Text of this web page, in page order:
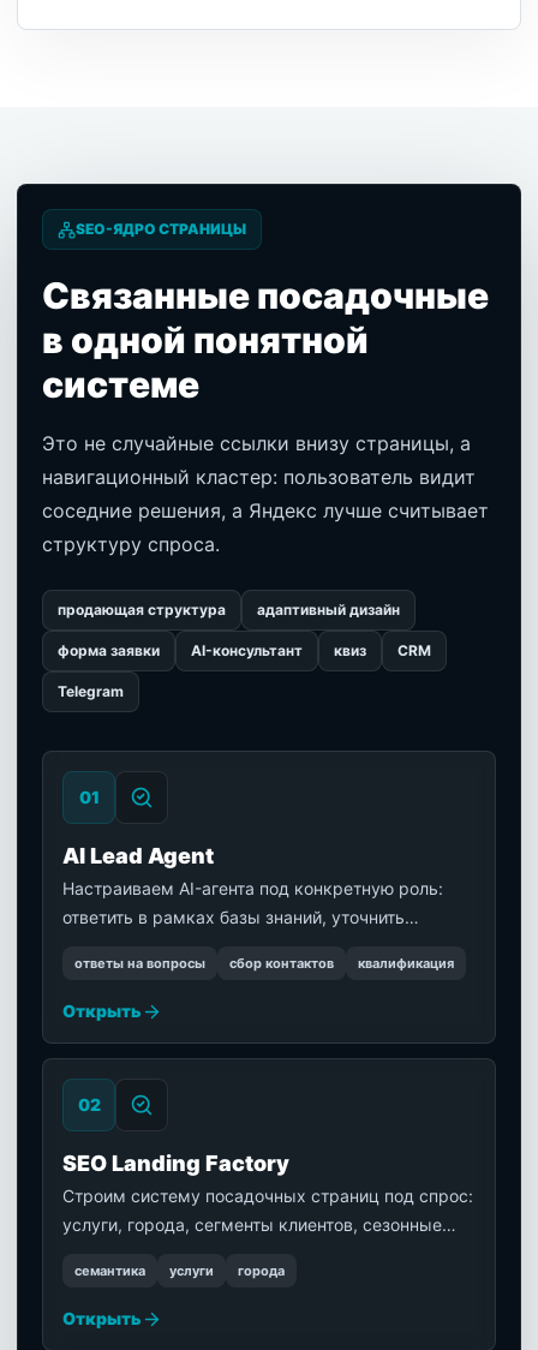
SEO-ЯДРО СТРАНИЦЫ
Связанные посадочные
в одной понятной
системе
Это не случайные ссылки внизу страницы, а
навигационный кластер: пользователь видит
соседние решения, а Яндекс лучше считывает
структуру спроса.
продающая структура адаптивный дизайн
форма заявки AI-консультант квиз CRM
Telegram
01
AI Lead Agent
Настраиваем AI-агента под конкретную роль:
ответить в рамках базы знаний, уточнить
передать диалог ответственному менеджеру.
ответы на вопросы сбор контактов квалификация
Открыть
02
SEO Landing Factory
Строим систему посадочных страниц под спрос:
услуги, города, сегменты клиентов, сезонные
семантика услуги города
Открыть